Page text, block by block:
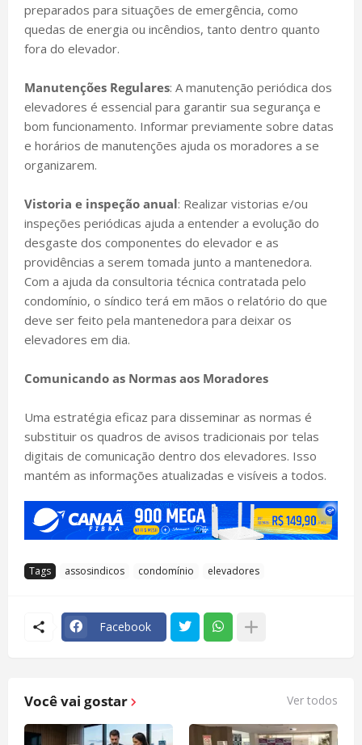
preparados para situações de emergência, como
quedas de energia ou incêndios, tanto dentro quanto
fora do elevador.
Manutenções Regulares: A manutenção periódica dos
elevadores é essencial para garantir sua segurança e
bom funcionamento. Informar previamente sobre datas
e horários de manutenções ajuda os moradores a se
organizarem.
Vistoria e inspeção anual: Realizar vistorias e/ou
inspeções periódicas ajuda a entender a evolução do
desgaste dos componentes do elevador e as
providências a serem tomada junto a mantenedora.
Com a ajuda da consultoria técnica contratada pelo
condomínio, o síndico terá em mãos o relatório do que
deve ser feito pela mantenedora para deixar os
elevadores em dia.
Comunicando as Normas aos Moradores
Uma estratégia eficaz para disseminar as normas é
substituir os quadros de avisos tradicionais por telas
digitais de comunicação dentro dos elevadores. Isso
mantém as informações atualizadas e visíveis a todos.
Tags assosindicos condomínio elevadores
Facebook
Você vai gostar Ver todos